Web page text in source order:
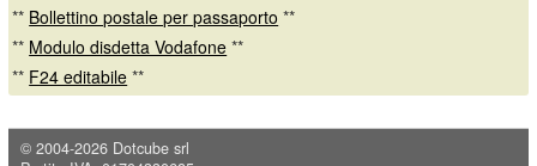
** Bollettino postale per passaporto **
** Modulo disdetta Vodafone **
** F24 editabile **
© 2004-2026 Dotcube srl